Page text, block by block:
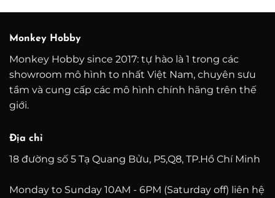
Monkey Hobby
Monkey Hobby since 2017: tự hào là 1 trong các
showroom mô hình to nhất Việt Nam, chuyên sưu
tầm và cung cấp các mô hình chính hãng trên thế
giới.
Địa chỉ
18 đường số 5 Tạ Quang Bửu, P5,Q8, TP.Hồ Chí Minh
Monday to Sunday 10AM - 6PM (Saturday off) liên hệ